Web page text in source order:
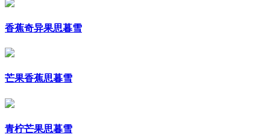
香蕉奇异果思暮雪
芒果香蕉思暮雪
青柠芒果思暮雪